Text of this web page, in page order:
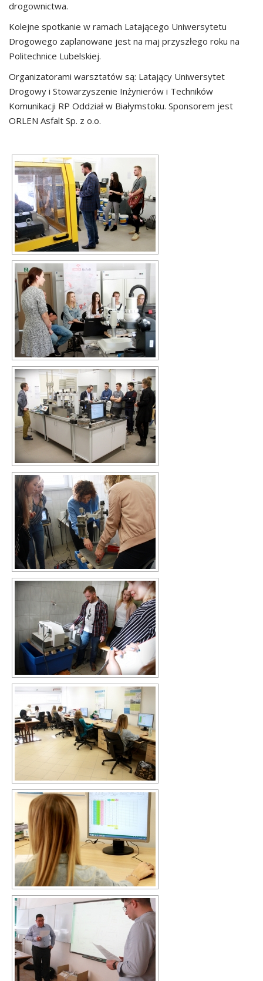
drogownictwa.
Kolejne spotkanie w ramach Latającego Uniwersytetu
Drogowego zaplanowane jest na maj przyszłego roku na
Politechnice Lubelskiej.
Organizatorami warsztatów są: Latający Uniwersytet
Drogowy i Stowarzyszenie Inżynierów i Techników
Komunikacji RP Oddział w Białymstoku. Sponsorem jest
ORLEN Asfalt Sp. z o.o.